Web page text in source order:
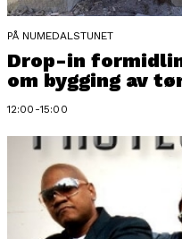
PÅ NUMEDALSTUNET
Drop-in
om bygging av
12:00-15:00